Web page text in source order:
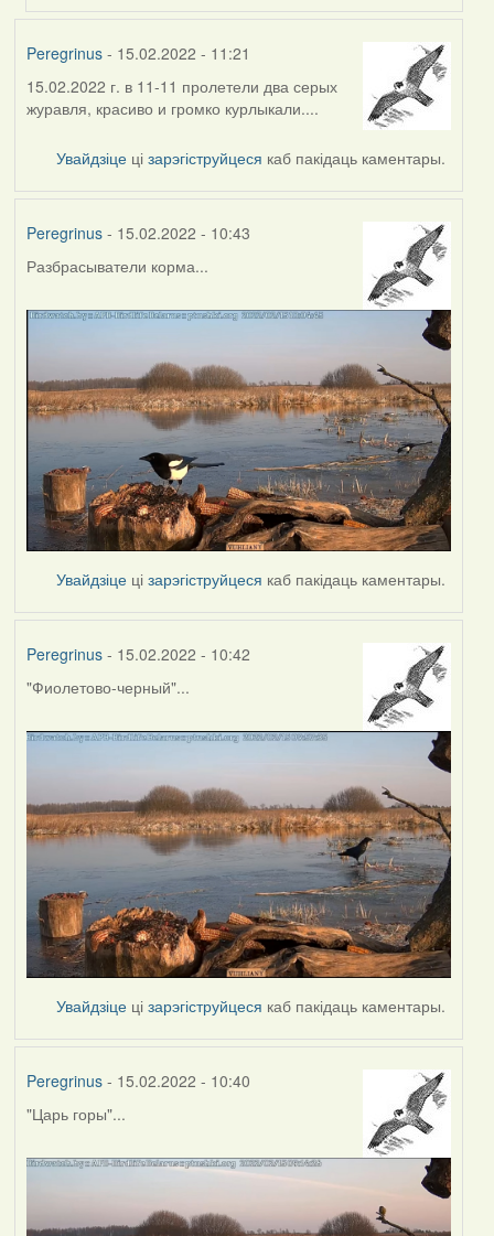
Peregrinus- 15.02.2022 - 11:21
15.02.2022 г. в 11-11 пролетели два серых
журавля, красиво и громко курлыкали....
Увайдзіце цізарэгіструйцеся каб пакідаць каментары.
Peregrinus- 15.02.2022 - 10:43
Разбрасыватели корма...
Увайдзіце цізарэгіструйцеся каб пакідаць каментары.
Peregrinus- 15.02.2022 - 10:42
"Фиолетово-черный"...
Увайдзіце цізарэгіструйцеся каб пакідаць каментары.
Peregrinus- 15.02.2022 - 10:40
"Царь горы"...